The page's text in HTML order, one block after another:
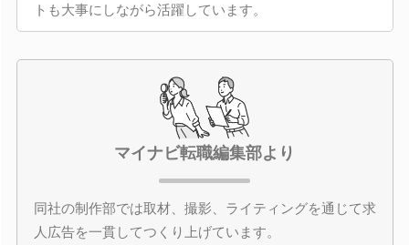
トも大事にしながら活躍しています。
マイナビ転職編集部より
同社の制作部では取材、撮影、ライティングを通じて求
人広告を一貫してつくり上げています。